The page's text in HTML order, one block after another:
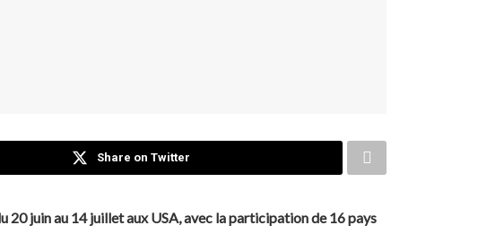
Share on Twitter
juin au 14 juillet aux USA, avec la participation de 16 pays